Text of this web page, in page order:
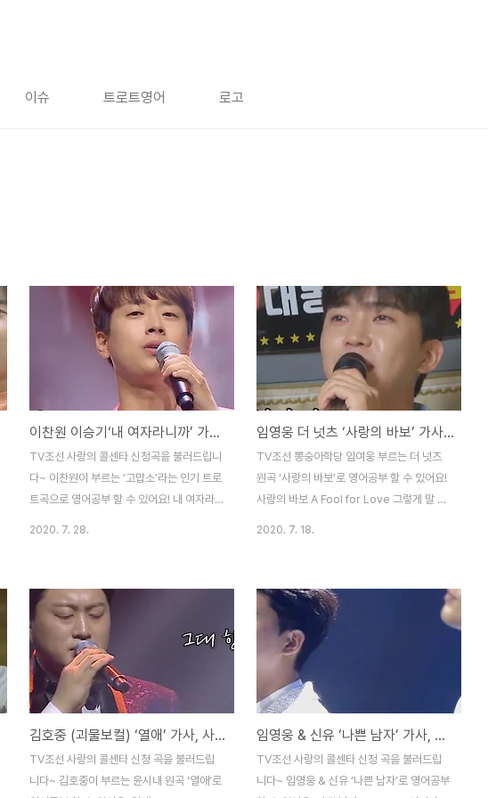
이슈 트로트영어 로고
이찬원 이승기‘내 여자라니까’ 가사, 사랑의 콜센타 [인기곡 영어로]
TV조선 사랑의 콜센타 신청곡을 불러드립니
다~ 이찬원이 부르는 ‘고맙소’라는 인기 트로
트곡으로 영어공부 할 수 있어요! 내 여자라
but Noona, you are a woman to me
니가 뭘 알겠냐고 크면 알게된다고 / What
do you know? You’ll learn when you
grow up 까분다고 하지만 누난 내게 여자야
/ You say I’m being childish but
Noona, you are a woman to me 누나
가 누굴 만났든지 / Whoever..
2020. 7. 28.
임영웅 더 넛츠 ‘사랑의 바보’ 가사, 뽕숭아학당 [인기곡 영어로]
TV조선 뽕숭아학당 임여웅 부르는 더 넛츠
원곡 ‘사랑의 바보’로 영어공부 할 수 있어요!
사랑의 바보 A Fool for Love 그렇게 말 하
하고 싶어 잘해준 걸 고맙다 말 못 들어도 /
Although I don’t hear a thanks for
treating you well 잠시나마 웃어주면 난
행복해 / If you smile for a moment, I’m
happy 원하는 좋은 사람 나타날 때 까지 /
Until a good man appears 난 잠시 그
녈..
2020. 7. 18.
김호중 (괴물보컬) ‘열애’ 가사, 사랑의 콜센타: 신청곡을 불러드립니다~ [트로트 영어로]
TV조선 사랑의 콜센타 신청 곡을 불러드립
니다~ 김호중이 부르는 윤시내 원곡 ‘열애’로
임영웅 & 신유 ‘나쁜 남자’ 가사, 사랑의 콜센타 최고의1분 [트로트 영어로]
TV조선 사랑의 콜센타 신청 곡을 불러드립
니다~ 임영웅 & 신유 ‘나쁜 남자’로 영어공부